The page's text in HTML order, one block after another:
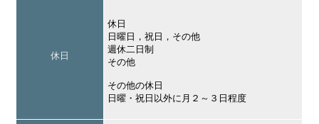
休日
休日
日曜日，祝日，その他
週休二日制
その他
その他の休日
日曜・祝日以外に月２～３日程度